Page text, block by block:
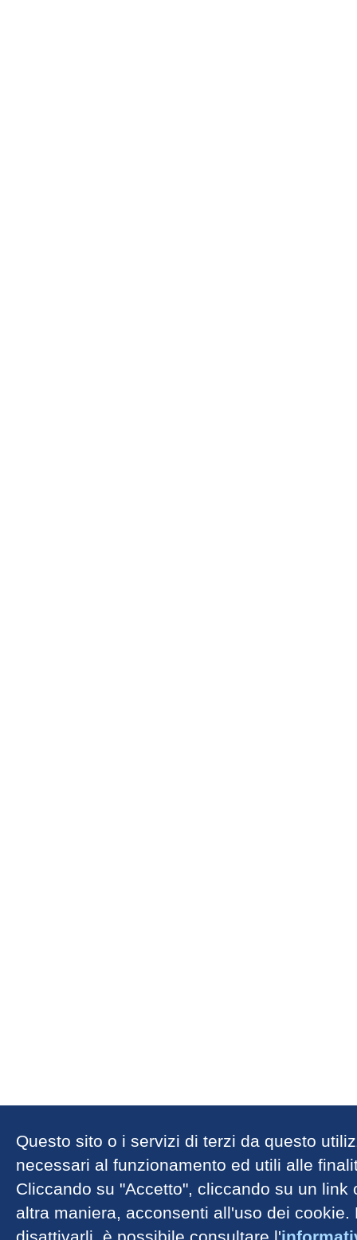
Questo sito o i servizi di terzi da questo
necessari al funzionamento ed utili alle
Cliccando su "Accetto", cliccando su un
altra maniera, acconsenti all'uso dei